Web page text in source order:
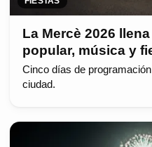
La Mercè 2026
popular, música y
Cinco días de
ciudad.